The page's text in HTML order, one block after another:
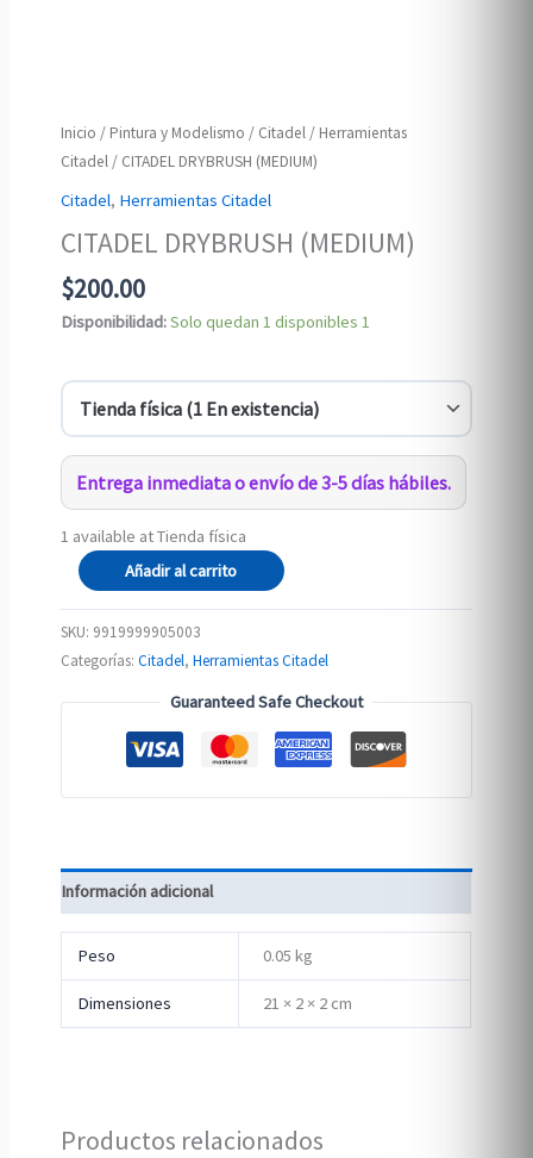
Inicio / Pintura y Modelismo / Citadel / Herramientas
Citadel / CITADEL DRYBRUSH (MEDIUM)
Citadel, Herramientas Citadel
CITADEL DRYBRUSH (MEDIUM)
$200.00
Disponibilidad:Solo quedan 1 disponibles 1
Entrega inmediata o envío de 3-5 días hábiles.
1 available at Tienda física
CITADEL
DRYBRUSH
cantidad
Añadir al carrito
SKU: 9919999905003
Categorías:Citadel,Herramientas Citadel
Guaranteed Safe Checkout
Información adicional
Peso 0.05 kg
Dimensiones 21 × 2 × 2 cm
Productos relacionados